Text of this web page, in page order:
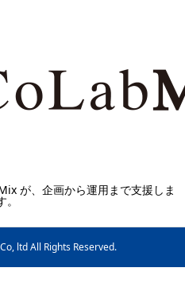
が、企画から運用まで支援しま
。
ltd All Rights Reserved.